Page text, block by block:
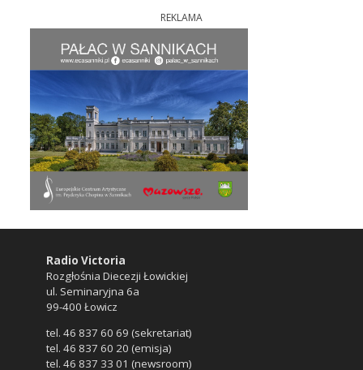
REKLAMA
Radio Victoria
Rozgłośnia Diecezji Łowickiej
ul. Seminaryjna 6a
99-400 Łowicz
tel. 46 837 60 69 (sekretariat)
tel. 46 837 60 20 (emisja)
tel. 46 837 33 01 (newsroom)